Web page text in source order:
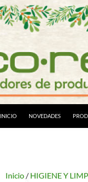
INICIO NOVEDADES
Inicio / HIGIENE Y